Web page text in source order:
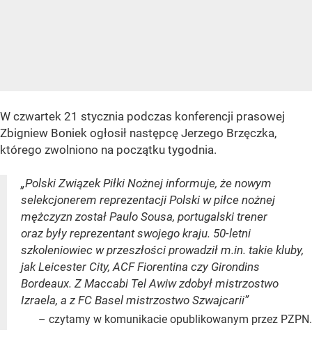
W czwartek 21 stycznia podczas konferencji prasowej
Zbigniew Boniek ogłosił następcę Jerzego Brzęczka,
którego zwolniono na początku tygodnia.
„Polski Związek Piłki Nożnej informuje, że nowym
selekcjonerem reprezentacji Polski w piłce nożnej
mężczyzn został Paulo Sousa, portugalski trener
oraz były reprezentant swojego kraju. 50-letni
szkoleniowiec w przeszłości prowadził m.in. takie kluby,
jak Leicester City, ACF Fiorentina czy Girondins
Bordeaux. Z Maccabi Tel Awiw zdobył mistrzostwo
Izraela, a z FC Basel mistrzostwo Szwajcarii”
– czytamy w komunikacie opublikowanym przez PZPN.